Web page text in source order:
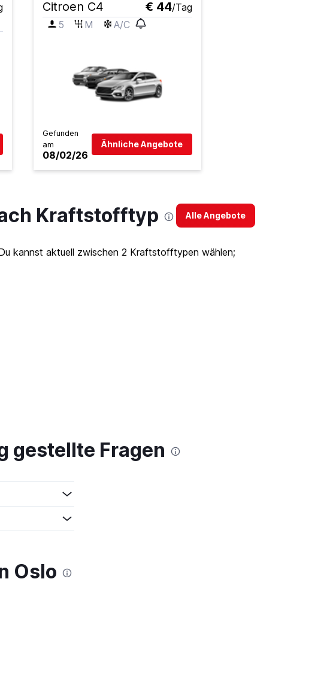
Citroen C4 € 44/Tag
5
M A/C
Gefunden
am
08/02/26
Ähnliche Angebote
Kraftstofftyp Alle Angebote
kannst aktuell zwischen 2 Kraftstofftypen wählen;
gestellte Fragen
Oslo